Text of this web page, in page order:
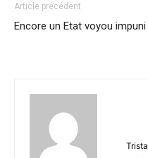
Article précédent
Encore un Etat voyou impuni